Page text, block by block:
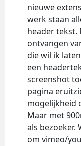
nieuwe
werk staan
header tekst.
ontvangen
die wil ik
een
screenshot
pagina
mogelijkheid
Maar met
als bezoeker.
om vimeo/